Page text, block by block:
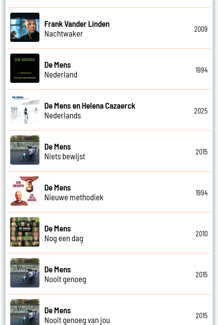
Frank Vander Linden
Nachtwaker
2009
De Mens
Nederland
1994
De Mens en Helena Cazaerck
Nederlands
2025
De Mens
Niets bewijst
2015
De Mens
Nieuwe methodiek
1994
De Mens
Nog een dag
2010
De Mens
Nooit genoeg
2015
De Mens
Nooit genoeg van jou
2015